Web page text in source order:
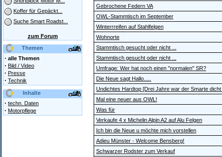
Koffer für Gepäckt...
Suche Smart Roadst...
zum Forum
Themen
· alle Themen
· Bild / Video
· Presse
· Technik
Inhalte
· techn. Daten
· Motorpflege
Gebrochene Federn VA
OWL-Stammtisch im September
Winterrreifen auf Stahlfelgen
Wohnorte
Stammtisch gesucht oder nicht ...
Stammtisch gesucht oder nicht ...
Umfrage: Wer hat noch einen "normalen" SR?
Die Neue sagt Hallo.....
Undichtes Hardtop [Drei Jahre war der Smarte dicht
Mal eine neuer aus OWL!
Was für
Verkaufe 4 x Michelin Alpin A2 auf Alu Felgen
Ich bin die Neue u möchte mich vorstellen
Adieu Münster - Welcome Bensberg!
Schwarzer Rodster zum Verkauf